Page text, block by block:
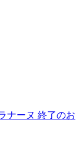
ナーヌ 終了のお